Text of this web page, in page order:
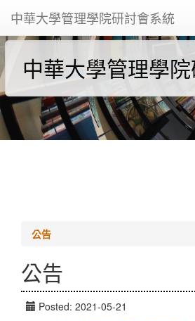
中華大學管理學院研討會系統
中華大學管理學
公告
公告
Posted: 2021-05-21